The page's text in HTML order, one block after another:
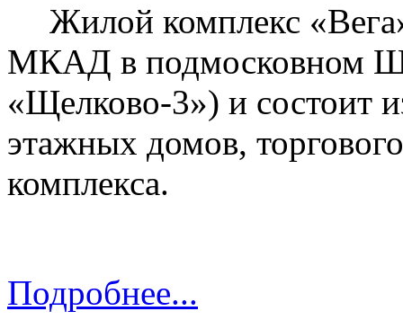
Жилой комплекс
МКАД в подмосковном
«Щелково-3») и состоит
этажных домов,
комплекса.
Подробнее...